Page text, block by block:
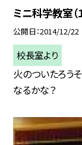
ミニ科学教室（
公開日 2014/12/22
校長室より
火のついたろう
なるかな？